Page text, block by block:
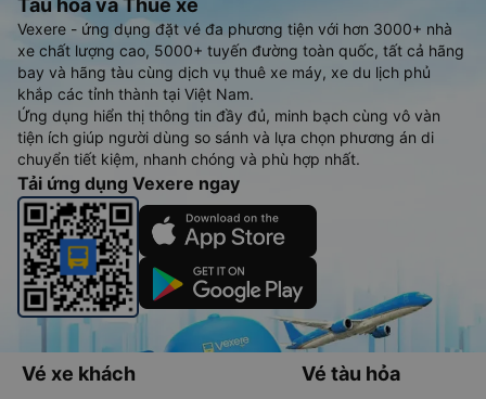
Tàu hoả và Thuê xe
Vexere - ứng dụng đặt vé đa phương tiện với hơn 3000+ nhà
xe chất lượng cao, 5000+ tuyến đường toàn quốc, tất cả hãng
bay và hãng tàu cùng dịch vụ thuê xe máy, xe du lịch phủ
khắp các tỉnh thành tại Việt Nam.
Ứng dụng hiển thị thông tin đầy đủ, minh bạch cùng vô vàn
tiện ích giúp người dùng so sánh và lựa chọn phương án di
chuyển tiết kiệm, nhanh chóng và phù hợp nhất.
Tải ứng dụng Vexere ngay
Vé xe khách Vé tàu hỏa